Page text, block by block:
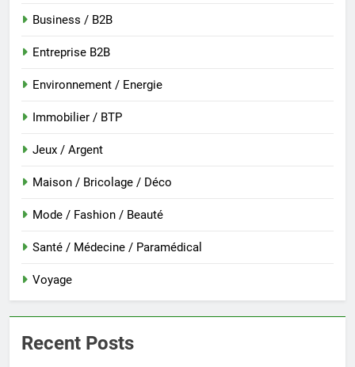
Business / B2B
Entreprise B2B
Environnement / Energie
Immobilier / BTP
Jeux / Argent
Maison / Bricolage / Déco
Mode / Fashion / Beauté
Santé / Médecine / Paramédical
Voyage
Recent Posts